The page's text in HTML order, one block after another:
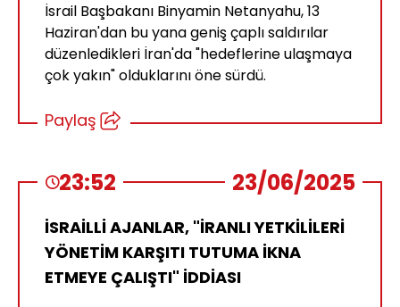
İsrail Başbakanı Binyamin Netanyahu, 13
Haziran'dan bu yana geniş çaplı saldırılar
düzenledikleri İran'da "hedeflerine ulaşmaya
çok yakın" olduklarını öne sürdü.
Paylaş
23:52 23/06/2025
İSRAİLLİ AJANLAR, "İRANLI YETKİLİLERİ
YÖNETİM KARŞITI TUTUMA İKNA
ETMEYE ÇALIŞTI" İDDİASI